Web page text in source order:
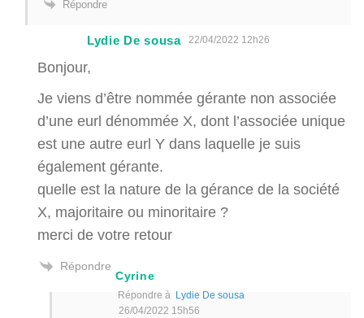
Répondre
Lydie De sousa 22/04/2022 12h26
Bonjour,
Je viens d’être nommée gérante non associée
d’une eurl dénommée X, dont l’associée unique
est une autre eurl Y dans laquelle je suis
également gérante.
quelle est la nature de la gérance de la société
X, majoritaire ou minoritaire ?
merci de votre retour
Répondre
Cyrine
Répondre à Lydie De sousa
26/04/2022 15h56